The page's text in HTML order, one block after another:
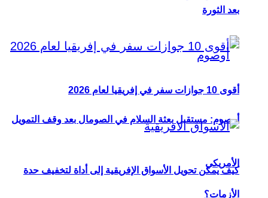
أوصوم: مستقبل بعثة السلام في الصومال بعد وقف التمويل
الأمريكي
بعد الثورة
أقوى 10 جوازات سفر في إفريقيا لعام 2026
كيف يمكن تحويل الأسواق الإفريقية إلى أداة لتخفيف حدة
الأزمات؟